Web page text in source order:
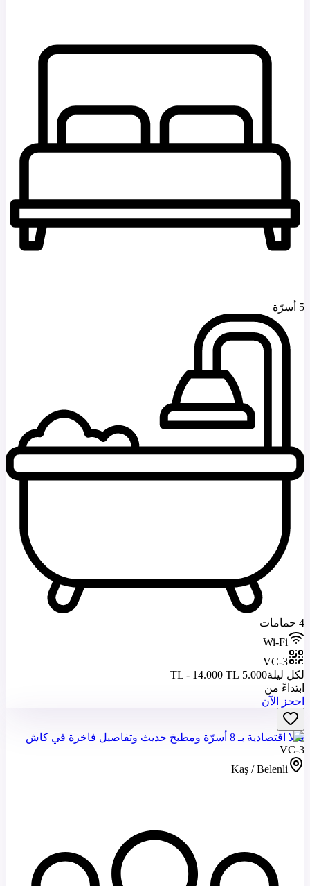
5 أسرّة
4 حمامات
Wi-Fi
VC-3
لكل ليلة5.000 TL - 14.000 TL
ابتداءً من
احجز الآن
فيلا اقتصادية بـ 8 أسرّة ومطبخ حديث وتفاصيل فاخرة في كاش
VC-3
Kaş / Belenli